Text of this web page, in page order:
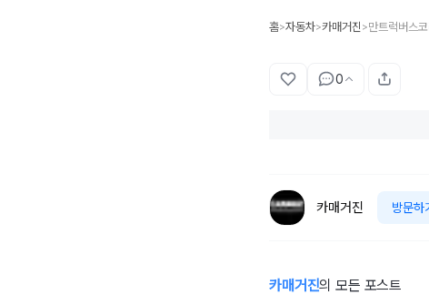
홈>자동차>카매거진 >만트럭버스
0
카매거진 방문하
카매거진의 모든 포스트